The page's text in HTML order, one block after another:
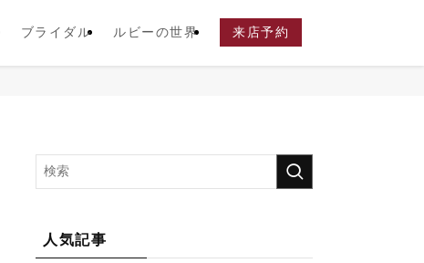
ブライダル ルビーの世界 来店予約
人気記事